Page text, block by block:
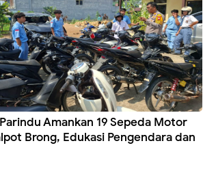
Amankan 19 Sepeda Motor
Brong, Edukasi Pengendara dan